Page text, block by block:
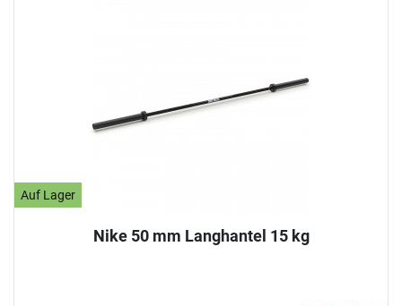
Auf Lager
Nike 50 mm Langhantel 15 kg